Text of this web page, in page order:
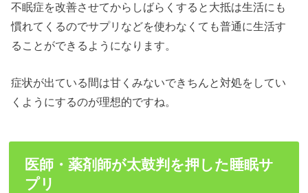
不眠症を改善させてからしばらくすると大抵は生活にも
慣れてくるのでサプリなどを使わなくても普通に生活す
ることができるようになります。
症状が出ている間は甘くみないできちんと対処をしてい
くようにするのが理想的ですね。
医師・薬剤師が太鼓判を押した睡眠サ
プリ